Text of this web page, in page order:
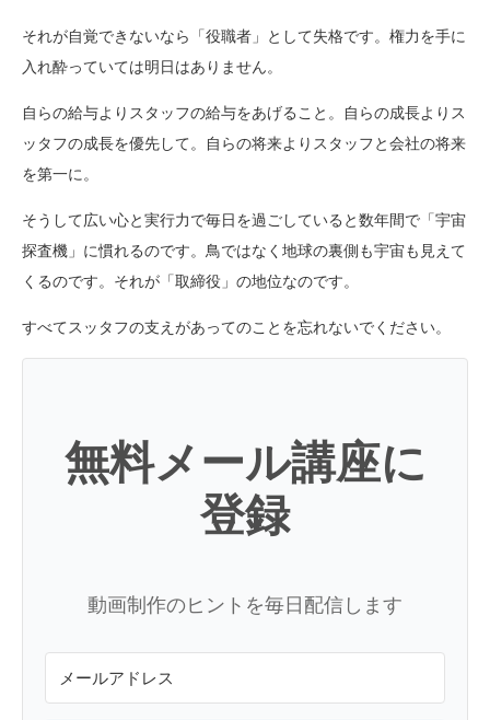
それが自覚できないなら「役職者」として失格です。権力を手に
入れ酔っていては明日はありません。
自らの給与よりスタッフの給与をあげること。自らの成長よりス
ッタフの成長を優先して。自らの将来よりスタッフと会社の将来
を第一に。
そうして広い心と実行力で毎日を過ごしていると数年間で「宇宙
探査機」に慣れるのです。鳥ではなく地球の裏側も宇宙も見えて
くるのです。それが「取締役」の地位なのです。
すべてスッタフの支えがあってのことを忘れないでください。
無料メール講座に
登録
動画制作のヒントを毎日配信します